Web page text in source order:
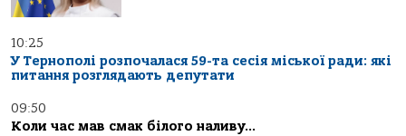
10:25
У Тернополі розпочалася 59-та сесія міської ради: які
питання розглядають депутати
09:50
Коли час мав смак білого наливу…